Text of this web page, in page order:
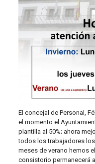
El concejal de Personal,
el momento el
plantilla al 50%; ahora
todos los trabajadores
meses de verano hemos
consistorio permanecerá